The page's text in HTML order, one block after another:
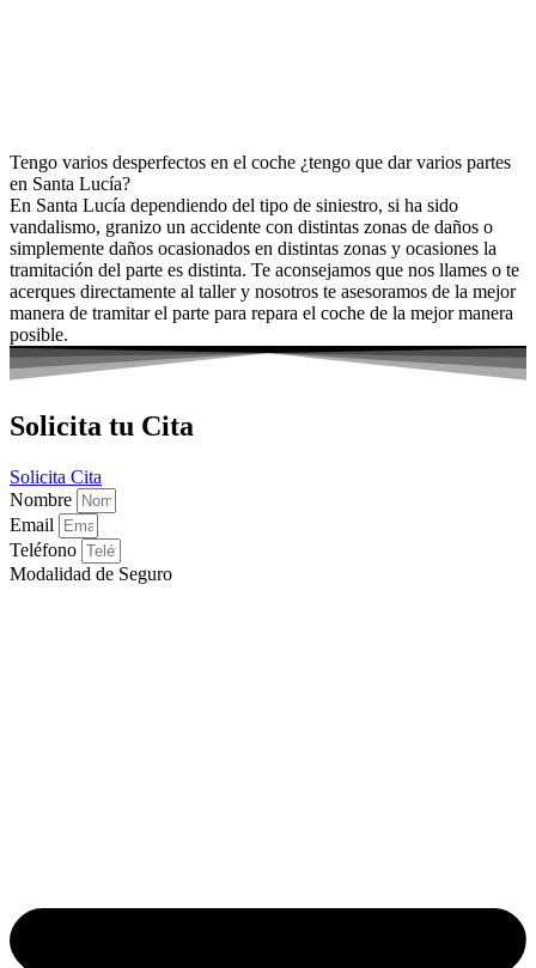
Tengo varios desperfectos en el coche ¿tengo que dar varios partes
en Santa Lucía?
En Santa Lucía dependiendo del tipo de siniestro, si ha sido
vandalismo, granizo un accidente con distintas zonas de daños o
simplemente daños ocasionados en distintas zonas y ocasiones la
tramitación del parte es distinta. Te aconsejamos que nos llames o te
acerques directamente al taller y nosotros te asesoramos de la mejor
manera de tramitar el parte para repara el coche de la mejor manera
posible.
Solicita tu Cita
Solicita Cita
Nombre
Email
Teléfono
Modalidad de Seguro